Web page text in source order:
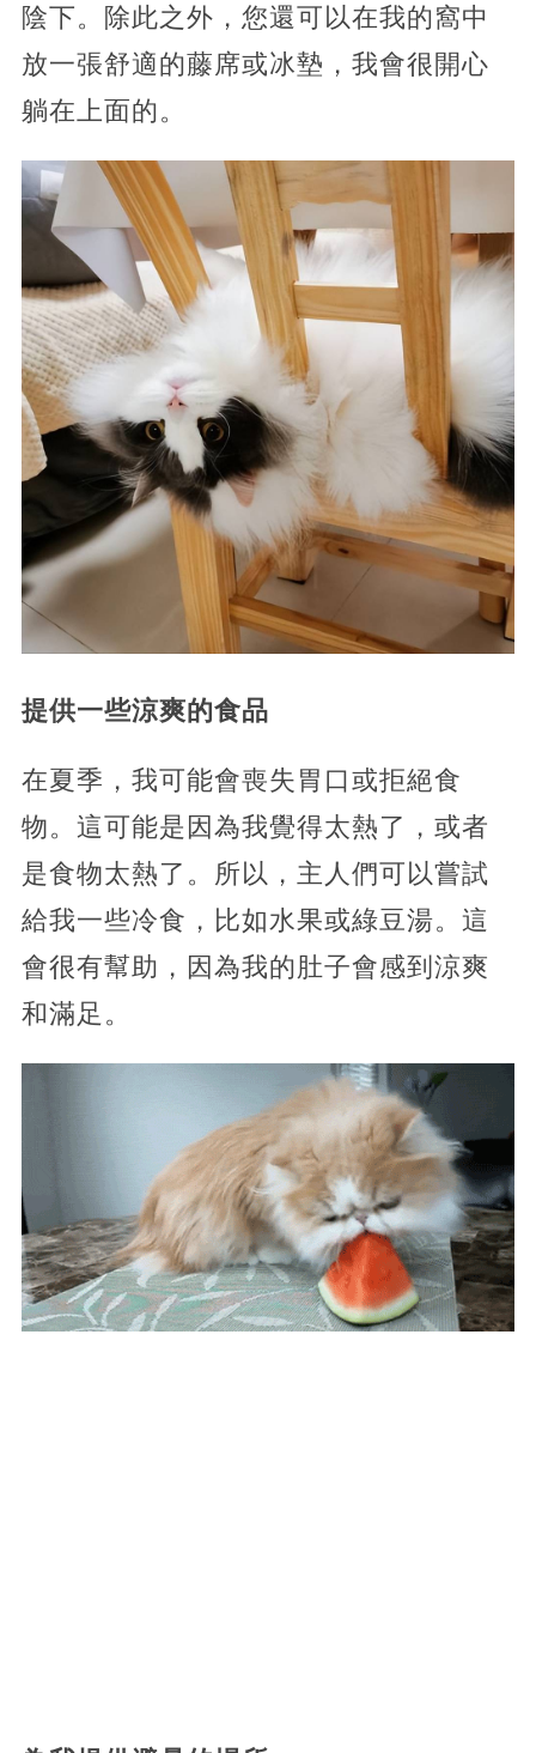
陰下。除此之外，您還可以在我的窩中
放一張舒適的藤席或冰墊，我會很開心
躺在上面的。
提供一些涼爽的食品
在夏季，我可能會喪失胃口或拒絕食
物。這可能是因為我覺得太熱了，或者
是食物太熱了。所以，主人們可以嘗試
給我一些冷食，比如水果或綠豆湯。這
會很有幫助，因為我的肚子會感到涼爽
和滿足。